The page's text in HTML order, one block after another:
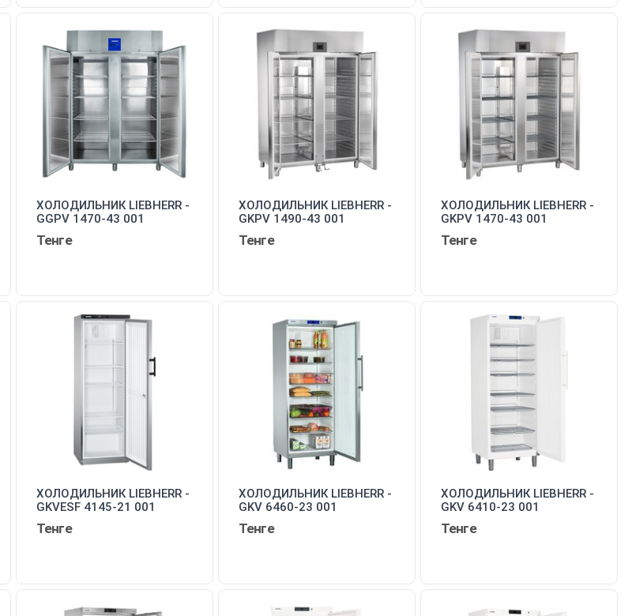
ХОЛОДИЛЬНИК LIEBHERR -
GGPV 1470-43 001
Тенге
ХОЛОДИЛЬНИК LIEBHERR -
GKPV 1490-43 001
Тенге
ХОЛОДИЛЬНИК LIEBHERR -
GKPV 1470-43 001
Тенге
ХОЛОДИЛЬНИК LIEBHERR -
GKVESF 4145-21 001
Тенге
ХОЛОДИЛЬНИК LIEBHERR -
GKV 6460-23 001
Тенге
ХОЛОДИЛЬНИК LIEBHERR -
GKV 6410-23 001
Тенге